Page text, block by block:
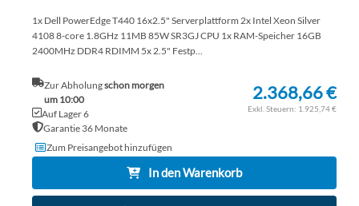
1x Dell PowerEdge T440 16x2.5" Serverplattform 2x Intel Xeon Silver
4108 8-core 1.8GHz 11MB 85W SR3GJ CPU 1x RAM-Speicher 16GB
2400MHz DDR4 RDIMM 5x 2.5" Festp...
Zur Abholungschon morgen
um 10:00
Auf Lager 6
Garantie 36 Monate
2.368,66 €
1.925,74 €
Zum Preisangebot hinzufügen
In den Warenkorb